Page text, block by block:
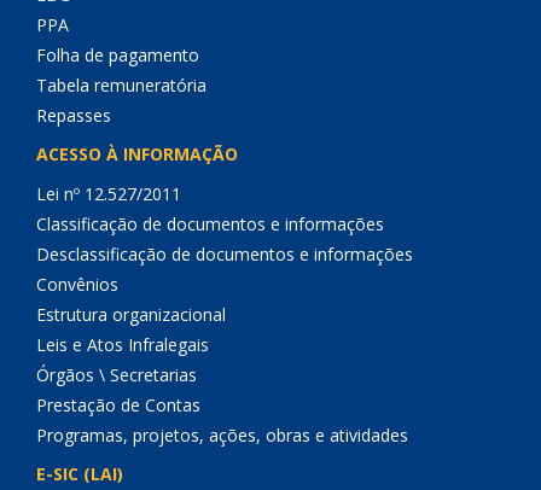
PPA
Folha de pagamento
Tabela remuneratória
Repasses
ACESSO À INFORMAÇÃO
Lei nº 12.527/2011
Classificação de documentos e informações
Desclassificação de documentos e informações
Convênios
Estrutura organizacional
Leis e Atos Infralegais
Órgãos \ Secretarias
Prestação de Contas
Programas, projetos, ações, obras e atividades
E-SIC (LAI)